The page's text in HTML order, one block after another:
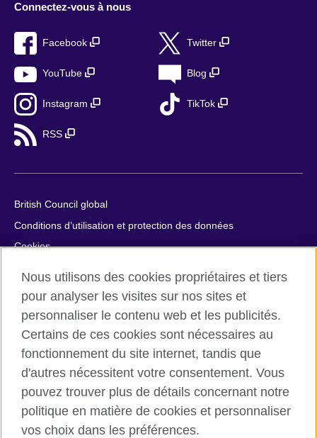
Connectez-vous à nous
Facebook Twitter
YouTube Blog
Instagram TikTok
RSS
British Council global
Conditions d’utilisation et protection des données
Cookies
© 2026 British Council
British Council in France société par actions simplifiée
unipersonnelle est une filiale du British Council, l’agence
internationale britannique dédiée aux domaines de l’éducation
et des relations culturelles. British Council in France société par
actions simplifiée unipersonnelle est une société inscrite en
France avec le numéro RCS Paris n° 847 719 473. Adresse :
9/11 rue de Constantine, 75007 Paris, France. Le British Council
Nous utilisons des cookies propriétaires et tiers
pour analyser les visites sur nos sites et
personnaliser le contenu web et les publicités.
Certains de ces cookies sont nécessaires au
fonctionnement du site internet, tandis que
d'autres nécessitent votre consentement. Vous
pouvez trouver plus de détails concernant notre
politique en matière de cookies et personnaliser
vos choix dans les préférences.